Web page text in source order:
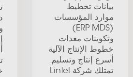
بيانات تخطيط
موارد المؤسسات
(ERP MDS)
وتكوينات معدات
خطوط الإنتاج الآلية
أسرع إنتاج وتسليم.
تمتلك شركة Lintel